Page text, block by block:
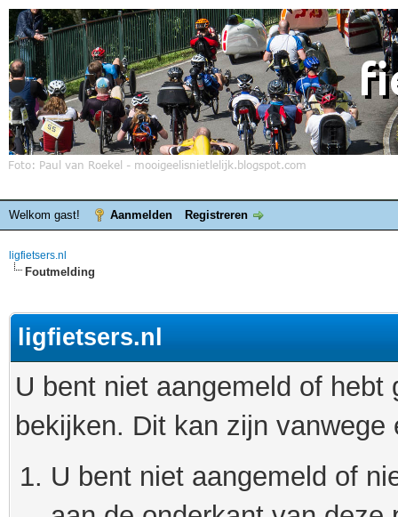
Welkom gast! Aanmelden Registreren
ligfietsers.nl
Foutmelding
ligfietsers.nl
U bent niet aangemeld of
bekijken. Dit kan zijn
U bent niet aangemeld of